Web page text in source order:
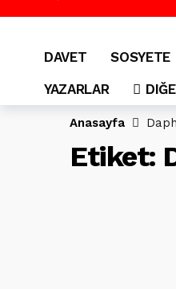
DAVET SOSYETE
YAZARLAR
Anasayfa
Etiket: